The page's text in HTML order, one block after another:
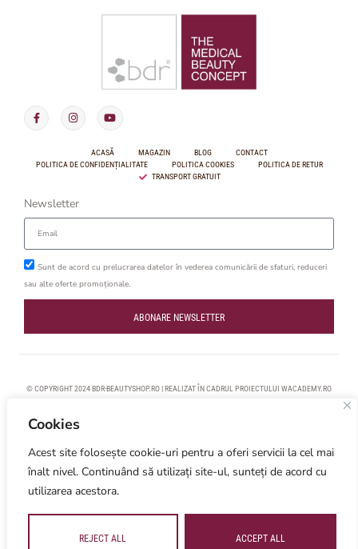
Cookies
Acest site folosește cookie-uri pentru a oferi servicii la cel mai
înalt nivel. Continuând să utilizați site-ul, sunteți de acord cu
utilizarea acestora.
REJECT ALL ACCEPT ALL
ACASĂ MAGAZIN BLOG
CONTACT
POLITICA DE CONFIDENȚIALITATE
POLITICA COOKIES
POLITICA DE RETUR
TRANSPORT GRATUIT
Newsletter
Sunt de acord cu prelucrarea datelor în vederea comunicării de sfaturi, reduceri
sau alte oferte promoționale.
ABONARE NEWSLETTER
© COPYRIGHT 2024 BDR-BEAUTYSHOP.RO | REALIZAT ÎN CADRUL PROIECTULUI WACADEMY.RO